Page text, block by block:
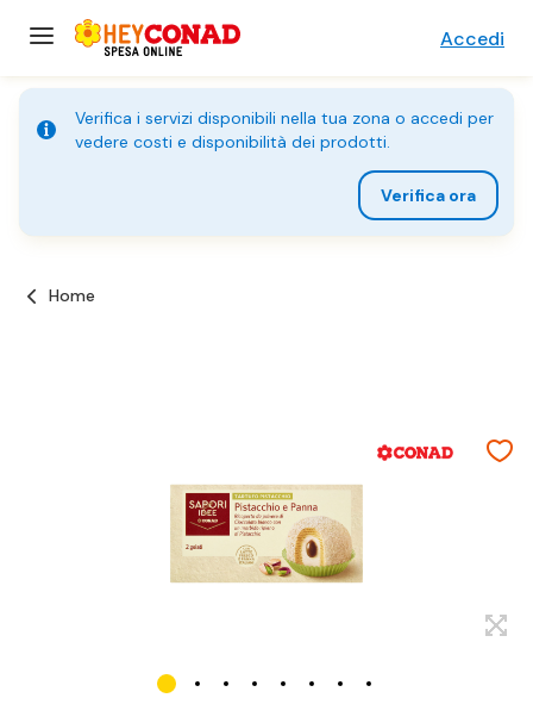
Accedi
Verifica i servizi disponibili nella tua zona o accedi per
vedere costi e disponibilità dei prodotti.
Verifica ora
Home